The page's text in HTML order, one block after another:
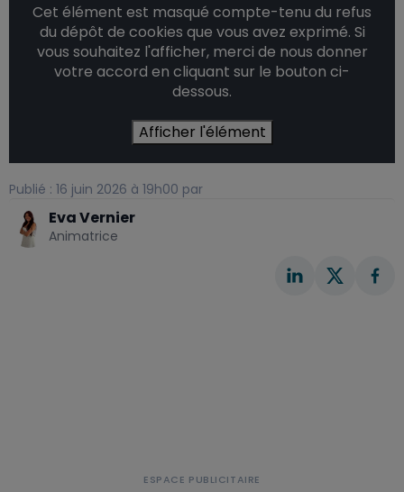
Cet élément est masqué compte-tenu du refus
du dépôt de cookies que vous avez exprimé. Si
vous souhaitez l'afficher, merci de nous donner
votre accord en cliquant sur le bouton ci-
dessous.
Afficher l'élément
Publié : 16 juin 2026 à 19h00 par
Eva Vernier
Animatrice